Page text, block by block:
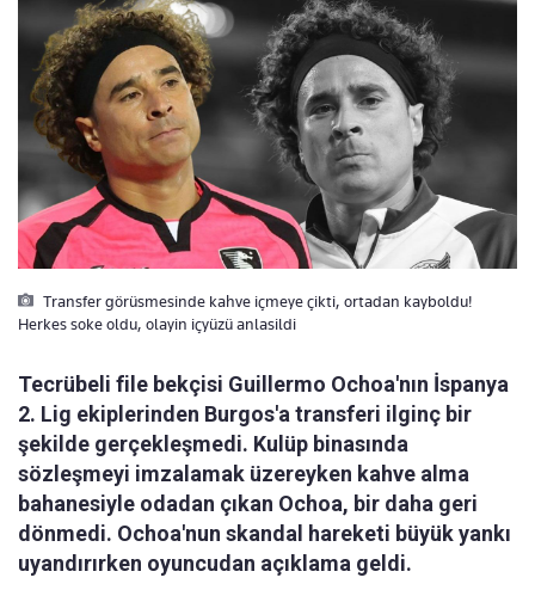
Transfer görüsmesinde kahve içmeye çikti, ortadan kayboldu!
Herkes soke oldu, olayin içyüzü anlasildi
Tecrübeli file bekçisi Guillermo Ochoa'nın İspanya
2. Lig ekiplerinden Burgos'a transferi ilginç bir
şekilde gerçekleşmedi. Kulüp binasında
sözleşmeyi imzalamak üzereyken kahve alma
bahanesiyle odadan çıkan Ochoa, bir daha geri
dönmedi. Ochoa'nun skandal hareketi büyük yankı
uyandırırken oyuncudan açıklama geldi.